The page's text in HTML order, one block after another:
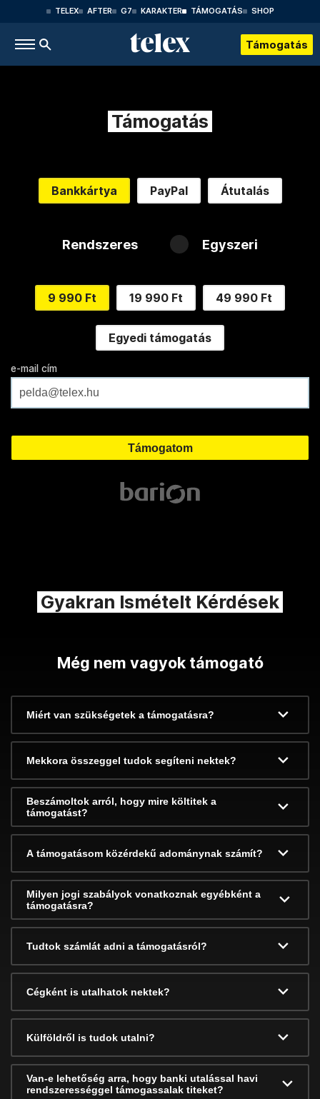
TELEX AFTER G7 KARAKTER TÁMOGATÁS SHOP
Támogatás
Támogatás
Bankkártya PayPal Átutalás
Rendszeres Egyszeri
9 990 Ft 19 990 Ft 49 990 Ft
Egyedi támogatás
e-mail cím
Gyakran Ismételt Kérdések
Még nem vagyok támogató
Miért van szükségetek a támogatásra?
Mekkora összeggel tudok segíteni nektek?
Beszámoltok arról, hogy mire költitek a
támogatást?
A támogatásom közérdekű adománynak számít?
Milyen jogi szabályok vonatkoznak egyébként a
támogatásra?
Tudtok számlát adni a támogatásról?
Cégként is utalhatok nektek?
Külföldről is tudok utalni?
Van-e lehetőség arra, hogy banki utalással havi
rendszerességgel támogassalak titeket?